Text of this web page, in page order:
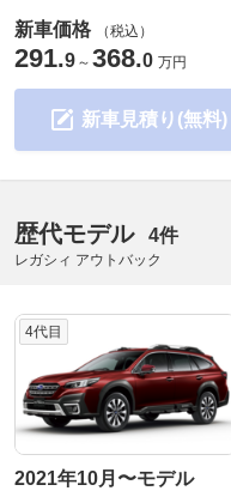
新車価格 （税込）
291.9 ～ 368.0 万円
新車見積り(無料)
歴代モデル 4件
レガシィ アウトバック
4代目
2021年10月〜モデル